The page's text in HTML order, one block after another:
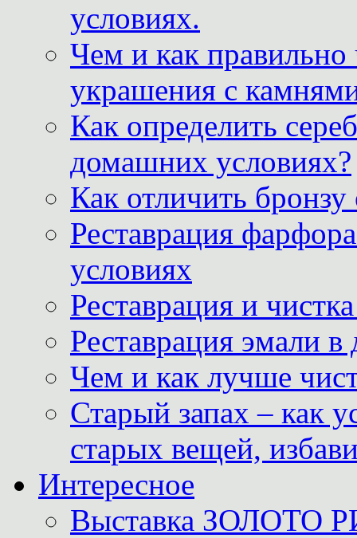
условиях.
Чем и как
украшения с
Как определить
домашних условиях?
Как отличить
Реставрация
условиях
Реставрация и
Реставрация эмали
Чем и как лучше
Старый запах – как
старых вещей,
Интересное
Выставка ЗОЛОТО